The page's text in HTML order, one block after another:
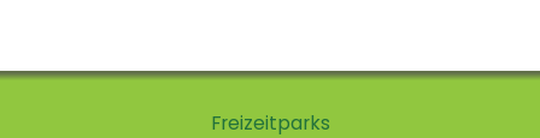
Freizeitparks